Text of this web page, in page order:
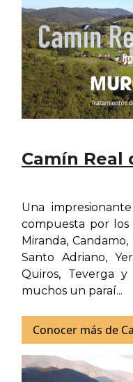
Camín Real
Una
compuesta por
Miranda,
Santo Adriano,
Quiros, Teverga y
muchos un paraí...
Conocer más de